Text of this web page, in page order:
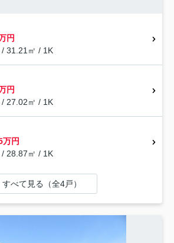
円
/ 31.21㎡ / 1K
円
/ 27.02㎡ / 1K
万円
/ 28.87㎡ / 1K
すべて見る（全4戸）